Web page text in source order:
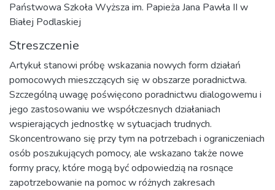
Państwowa Szkoła Wyższa im. Papieża Jana Pawła II w
Białej Podlaskiej
Streszczenie
Artykuł stanowi próbę wskazania nowych form działań
pomocowych mieszczących się w obszarze poradnictwa.
Szczególną uwagę poświęcono poradnictwu dialogowemu i
jego zastosowaniu we współczesnych działaniach
wspierających jednostkę w sytuacjach trudnych.
Skoncentrowano się przy tym na potrzebach i ograniczeniach
osób poszukujących pomocy, ale wskazano także nowe
formy pracy, które mogą być odpowiedzią na rosnące
zapotrzebowanie na pomoc w różnych zakresach